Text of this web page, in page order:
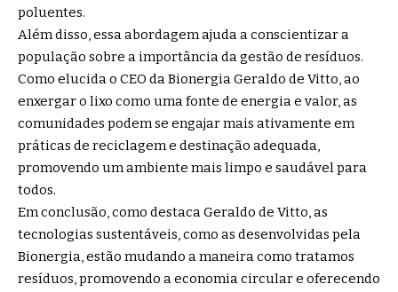
poluentes.
Além disso, essa abordagem ajuda a conscientizar a
população sobre a importância da gestão de resíduos.
Como elucida o CEO da Bionergia Geraldo de Vitto, ao
enxergar o lixo como uma fonte de energia e valor, as
comunidades podem se engajar mais ativamente em
práticas de reciclagem e destinação adequada,
promovendo um ambiente mais limpo e saudável para
todos.
Em conclusão, como destaca Geraldo de Vitto, as
tecnologias sustentáveis, como as desenvolvidas pela
Bionergia, estão mudando a maneira como tratamos
resíduos, promovendo a economia circular e oferecendo